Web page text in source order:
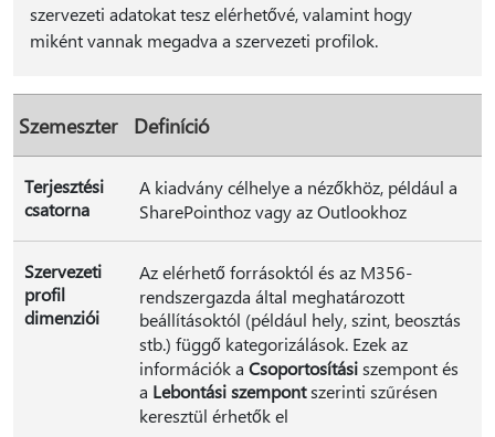
szervezeti adatokat tesz elérhetővé, valamint hogy
miként vannak megadva a szervezeti profilok.
Szemeszter Definíció
Terjesztési
csatorna
A kiadvány célhelye a nézőkhöz, például a
SharePointhoz vagy az Outlookhoz
Szervezeti
profil
dimenziói
Az elérhető forrásoktól és az M356-
rendszergazda által meghatározott
beállításoktól (például hely, szint, beosztás
stb.) függő kategorizálások. Ezek az
információk a Csoportosításiszempont és
a Lebontási szempontszerinti szűrésen
keresztül érhetők el